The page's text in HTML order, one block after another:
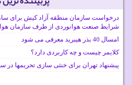
درخواست سازمان منطقه آزاد کیش برای
شرایط صنعت هوانوردی از طرف سازمان
امسال 40 بذر هیبرید معرفی می شود
کلایمر چیست و چه کاربردی دارد؟
پیشنهاد تهران برای خنثی سازی تحریمها در